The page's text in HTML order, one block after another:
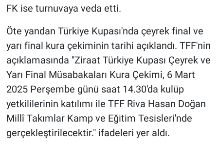
FK ise turnuvaya veda etti.
Öte yandan Türkiye Kupası'nda çeyrek final ve
yarı final kura çekiminin tarihi açıklandı. TFF'nin
açıklamasında "Ziraat Türkiye Kupası Çeyrek ve
Yarı Final Müsabakaları Kura Çekimi, 6 Mart
2025 Perşembe günü saat 14.30'da kulüp
yetkililerinin katılımı ile TFF Riva Hasan Doğan
Millî Takımlar Kamp ve Eğitim Tesisleri'nde
gerçekleştirilecektir." ifadeleri yer aldı.
Programlar
Sağlık
Spor
Teknoloji
Türkiye'nin Geleceği
Türkiye'nin Gündemi